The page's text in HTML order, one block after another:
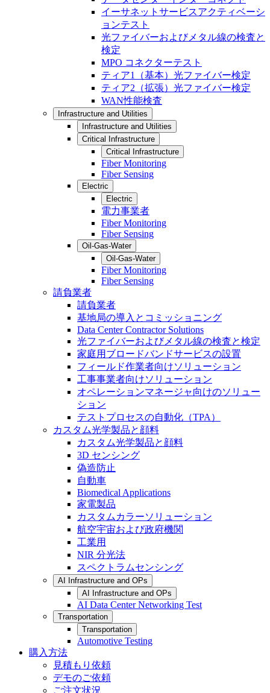
イーサネットサービスアクティベーシ
ョンテスト
光ファイバーおよびメタル線の検査と
検定
MPO コネクターテスト
ティア1（基本）光ファイバー検定
ティア2（拡張）光ファイバー検定
WAN性能検査
Infrastructure and Utilities
Infrastructure and Utilities
Critical Infrastructure
Critical Infrastructure
Fiber Monitoring
Fiber Sensing
Electric
Electric
電力事業者
Fiber Monitoring
Fiber Sensing
Oil-Gas-Water
Oil-Gas-Water
Fiber Monitoring
Fiber Sensing
請負業者
請負業者
基地局の導入とコミッショニング
Data Center Contractor Solutions
光ファイバーおよびメタル線の検査と検定
家庭用ブロードバンドサービスの設置
フィールド作業者向けソリューション
工事事業者向けソリューション
オペレーションマネージャ向けのソリュー
ション
テストプロセスの自動化（TPA）
カスタム光学製品と顔料
カスタム光学製品と顔料
3D センシング
偽造防止
自動車
Biomedical Applications
家電製品
カスタムカラーソリューション
航空宇宙および政府機関
工業用
NIR 分光法
スペクトラムセンシング
AI Infrastructure and OPs
AI Infrastructure and OPs
AI Data Center Networking Test
Transportation
Transportation
Automotive Testing
購入方法
見積もり依頼
デモのご依頼
ご注文状況